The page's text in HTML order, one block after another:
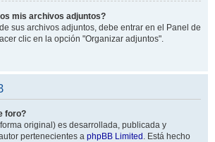
mis archivos adjuntos?
sus archivos adjuntos, debe entrar en el Panel de
clic en la opción "Organizar adjuntos".
foro?
original) es desarrollada, publicada y
pertenecientes a phpBB Limited . Está hecho